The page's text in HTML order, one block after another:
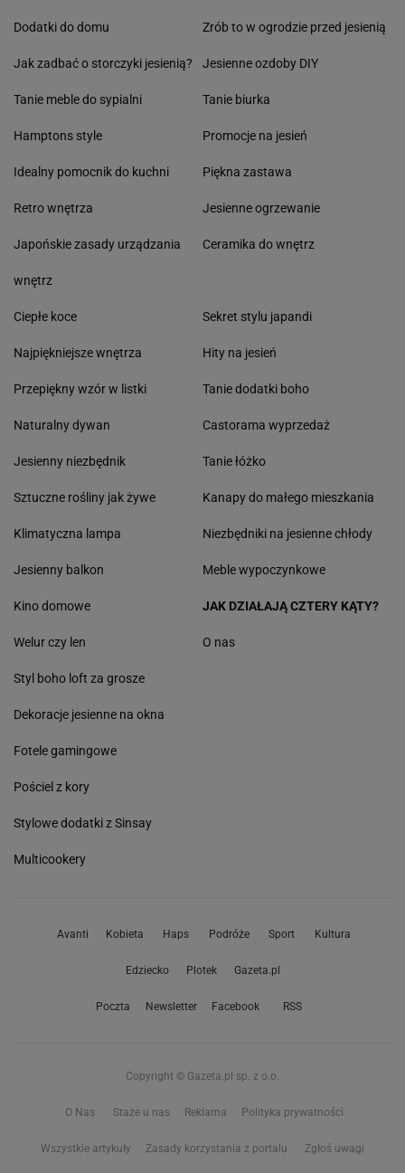
Dodatki do domu
Jak zadbać o storczyki jesienią?
Tanie meble do sypialni
Hamptons style
Idealny pomocnik do kuchni
Retro wnętrza
Japońskie zasady urządzania
wnętrz
Zrób to w ogrodzie przed jesienią
Jesienne ozdoby DIY
Tanie biurka
Promocje na jesień
Piękna zastawa
Jesienne ogrzewanie
Ceramika do wnętrz
Ciepłe koce
Najpiękniejsze wnętrza
Przepiękny wzór w listki
Naturalny dywan
Jesienny niezbędnik
Sztuczne rośliny jak żywe
Klimatyczna lampa
Jesienny balkon
Sekret stylu japandi
Hity na jesień
Tanie dodatki boho
Castorama wyprzedaż
Tanie łóżko
Kanapy do małego mieszkania
Niezbędniki na jesienne chłody
Meble wypoczynkowe
Kino domowe
Welur czy len
Styl boho loft za grosze
Dekoracje jesienne na okna
Fotele gamingowe
Pościel z kory
Stylowe dodatki z Sinsay
Multicookery
JAK DZIAŁAJĄ CZTERY KĄTY?
O nas
Avanti Kobieta Haps Podróże Sport Kultura
Edziecko Plotek Gazeta.pl
Poczta Newsletter Facebook RSS
Copyright © Gazeta.pl sp. z o.o.
O Nas Staże u nas Reklama Polityka prywatności
Wszystkie artykuły Zasady korzystania z portalu Zgłoś uwagi